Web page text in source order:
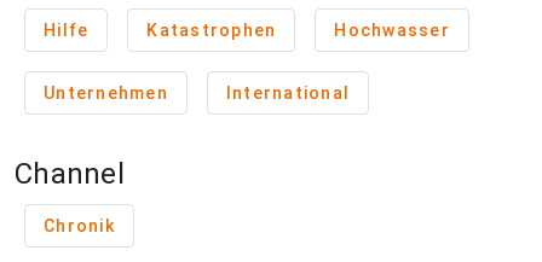
Hilfe Katastrophen Hochwasser
Unternehmen International
Channel
Chronik